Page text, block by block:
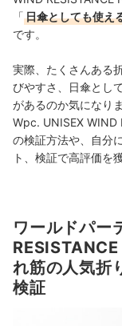
「日傘としても使え
です。
実際、たくさんある
びやすさ、日傘とし
があるのか気になり
Wpc. UNISEX WIND
の検証方法や、自分
ト、検証で高評価を
ワールドパー
れ筋の人気折
検証